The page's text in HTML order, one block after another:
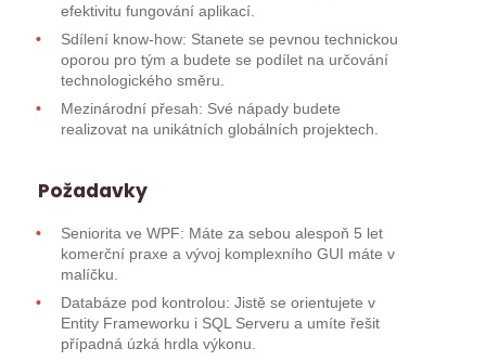
efektivitu fungování aplikací.
Sdílení know-how: Stanete se pevnou technickou
oporou pro tým a budete se podílet na určování
technologického směru.
Mezinárodní přesah: Své nápady budete
realizovat na unikátních globálních projektech.
Požadavky
Seniorita ve WPF: Máte za sebou alespoň 5 let
komerční praxe a vývoj komplexního GUI máte v
malíčku.
Databáze pod kontrolou: Jistě se orientujete v
Entity Frameworku i SQL Serveru a umíte řešit
případná úzká hrdla výkonu.